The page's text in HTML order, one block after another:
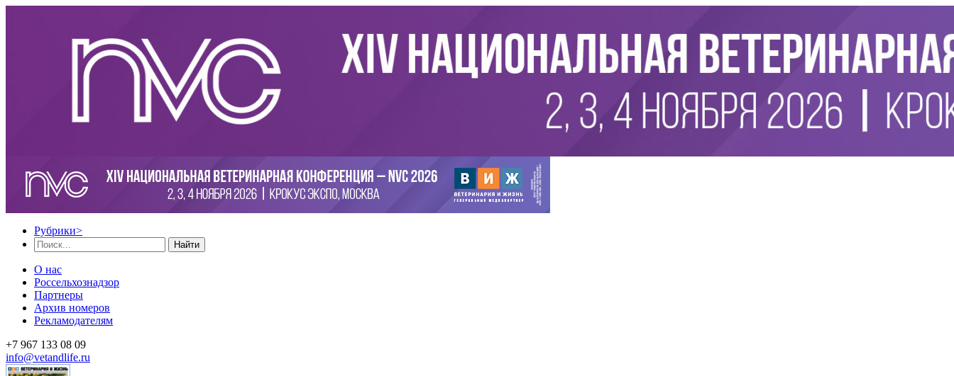
Рубрики>
Найти
О нас
Россельхознадзор
Партнеры
Архив номеров
Рекламодателям
+7 967 133 08 09
info@vetandlife.ru